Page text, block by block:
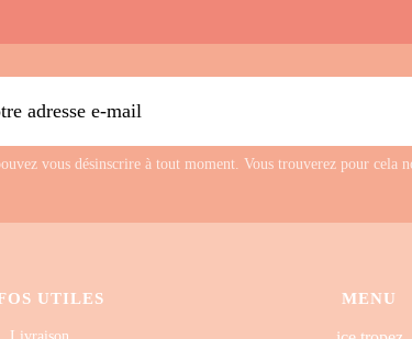
vous désinscrire à tout moment. Vous trouverez pour
UTILES MENU